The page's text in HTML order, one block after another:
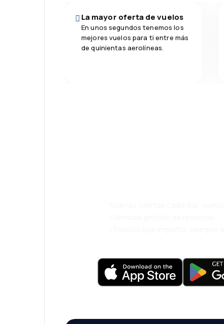
La mayor oferta de vuelos
En unos segundos tenemos los
mejores vuelos para ti entre más
de quinientas aerolíneas.